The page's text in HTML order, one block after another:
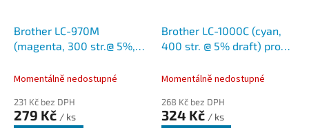
Brother LC-970M
(magenta, 300 str.@ 5%,
Momentálně nedostupné
231 Kč bez DPH
279 Kč / ks
Brother LC-1000C (cyan,
400 str. @ 5% draft) pro
Momentálně nedostupné
268 Kč bez DPH
324 Kč / ks